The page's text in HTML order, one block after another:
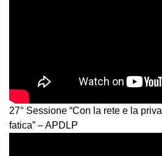
27° Sessione “Con la rete e la
fatica” – APDLP